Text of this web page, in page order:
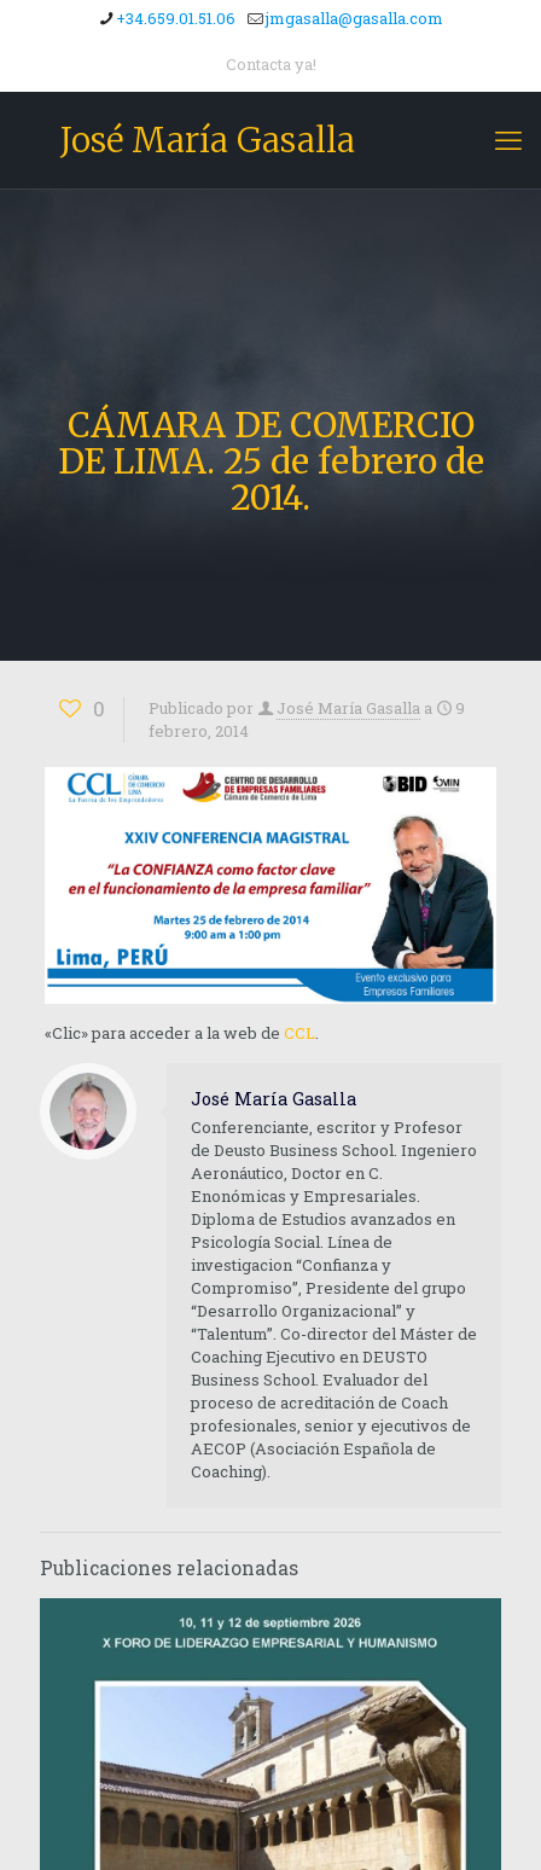
+34.659.01.51.06 jmgasalla@gasalla.com
Contacta ya!
José María Gasalla
CÁMARA DE COMERCIO
DE LIMA. 25 de febrero de
2014.
0 Publicado por José María Gasalla a
9
febrero, 2014
«Clic» para acceder a la web de CCL.
José María Gasalla
Conferenciante, escritor y Profesor
de Deusto Business School. Ingeniero
Aeronáutico, Doctor en C.
Enonómicas y Empresariales.
Diploma de Estudios avanzados en
Psicología Social. Línea de
investigacion “Confianza y
Compromiso”, Presidente del grupo
“Desarrollo Organizacional” y
“Talentum”. Co-director del Máster de
Coaching Ejecutivo en DEUSTO
Business School. Evaluador del
proceso de acreditación de Coach
profesionales, senior y ejecutivos de
AECOP (Asociación Española de
Coaching).
Publicaciones relacionadas